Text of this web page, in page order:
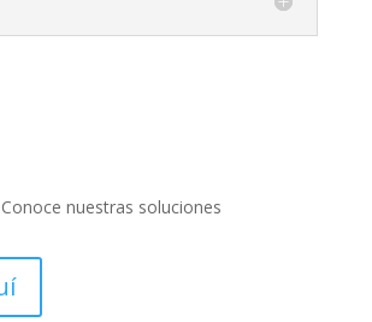
Conoce nuestras soluciones